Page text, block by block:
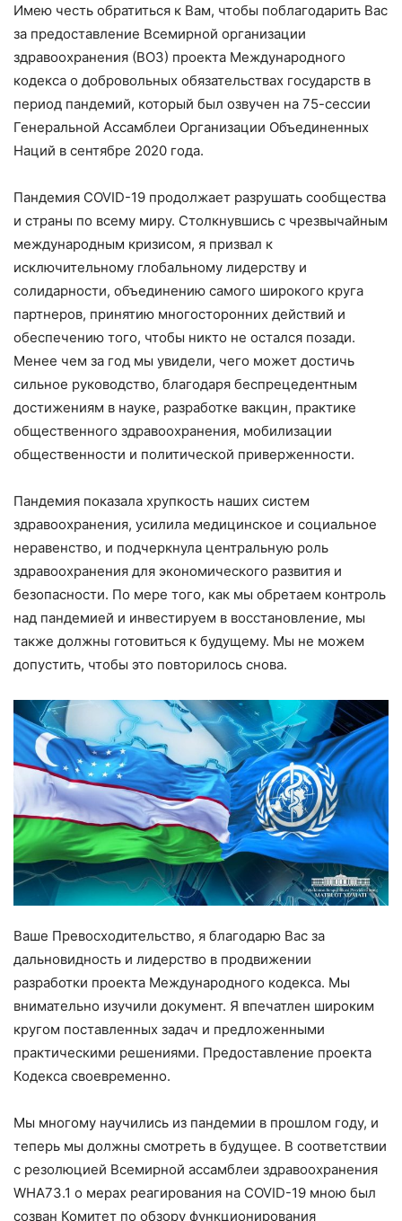
Имею честь обратиться к Вам, чтобы поблагодарить Вас
за предоставление Всемирной организации
здравоохранения (ВОЗ) проекта Международного
кодекса о добровольных обязательствах государств в
период пандемий, который был озвучен на 75-сессии
Генеральной Ассамблеи Организации Объединенных
Наций в сентябре 2020 года.
Пандемия COVID-19 продолжает разрушать сообщества
и страны по всему миру. Столкнувшись с чрезвычайным
международным кризисом, я призвал к
исключительному глобальному лидерству и
солидарности, объединению самого широкого круга
партнеров, принятию многосторонних действий и
обеспечению того, чтобы никто не остался позади.
Менее чем за год мы увидели, чего может достичь
сильное руководство, благодаря беспрецедентным
достижениям в науке, разработке вакцин, практике
общественного здравоохранения, мобилизации
общественности и политической приверженности.
Пандемия показала хрупкость наших систем
здравоохранения, усилила медицинское и социальное
неравенство, и подчеркнула центральную роль
здравоохранения для экономического развития и
безопасности. По мере того, как мы обретаем контроль
над пандемией и инвестируем в восстановление, мы
также должны готовиться к будущему. Мы не можем
допустить, чтобы это повторилось снова.
Ваше Превосходительство, я благодарю Вас за
дальновидность и лидерство в продвижении
разработки проекта Международного кодекса. Мы
внимательно изучили документ. Я впечатлен широким
кругом поставленных задач и предложенными
практическими решениями. Предоставление проекта
Кодекса своевременно.
Мы многому научились из пандемии в прошлом году, и
теперь мы должны смотреть в будущее. В соответствии
с резолюцией Всемирной ассамблеи здравоохранения
WHA73.1 о мерах реагирования на COVID-19 мною был
созван Комитет по обзору функционирования